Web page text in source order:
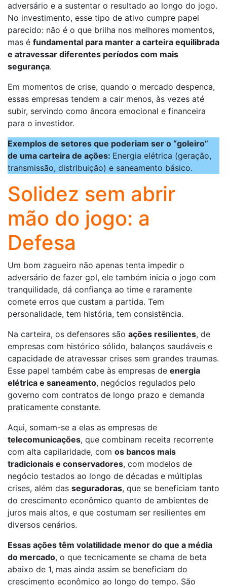
adversário e a sustentar o resultado ao longo do jogo.
No investimento, esse tipo de ativo cumpre papel
parecido: não é o que brilha nos melhores momentos,
mas é fundamental para manter a carteira equilibrada
e atravessar diferentes períodos com mais
segurança.
Em momentos de crise, quando o mercado despenca,
essas empresas tendem a cair menos, às vezes até
subir, servindo como âncora emocional e financeira
para o investidor.
Exemplos de setores que poderiam ser o “goleiro”
de uma carteira de ações: Energia elétrica (geração,
transmissão, distribuição) e saneamento básico.
Solidez sem abrir
mão do jogo: a
Defesa
Um bom zagueiro não apenas tenta impedir o
adversário de fazer gol, ele também inicia o jogo com
tranquilidade, dá confiança ao time e raramente
comete erros que custam a partida. Tem
personalidade, tem história, tem consistência.
Na carteira, os defensores são ações resilientes, de
empresas com histórico sólido, balanços saudáveis e
capacidade de atravessar crises sem grandes traumas.
Esse papel também cabe às empresas de energia
elétrica e saneamento, negócios regulados pelo
governo com contratos de longo prazo e demanda
praticamente constante.
Aqui, somam-se a elas as empresas de
telecomunicações, que combinam receita recorrente
com alta capilaridade, com os bancos mais
tradicionais e conservadores, com modelos de
negócio testados ao longo de décadas e múltiplas
crises, além das seguradoras, que se beneficiam tanto
do crescimento econômico quanto de ambientes de
juros mais altos, e que costumam ser resilientes em
diversos cenários.
Essas ações têm volatilidade menor do que a média
do mercado, o que tecnicamente se chama de beta
abaixo de 1, mas ainda assim se beneficiam do
crescimento econômico ao longo do tempo. São